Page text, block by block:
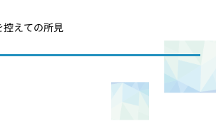
控えての所見